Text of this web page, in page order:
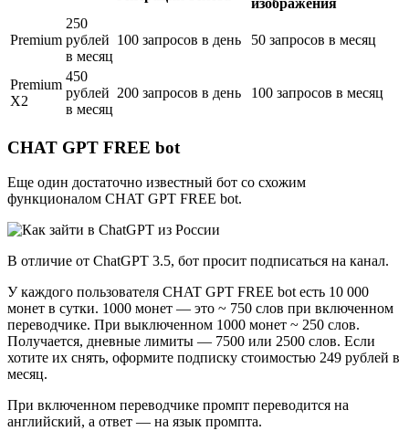
изображения
Premium
250
рублей
в месяц
100 запросов в день 50 запросов в месяц
Premium
X2
450
рублей
в месяц
200 запросов в день 100 запросов в месяц
CHAT GPT FREE bot
Еще один достаточно известный бот со схожим
функционалом CHAT GPT FREE bot.
В отличие от ChatGPT 3.5, бот просит подписаться на канал.
У каждого пользователя CHAT GPT FREE bot есть 10 000
монет в сутки. 1000 монет — это ~ 750 слов при включенном
переводчике. При выключенном 1000 монет ~ 250 слов.
Получается, дневные лимиты — 7500 или 2500 слов. Если
хотите их снять, оформите подписку стоимостью 249 рублей в
месяц.
При включенном переводчике промпт переводится на
английский, а ответ — на язык промпта.